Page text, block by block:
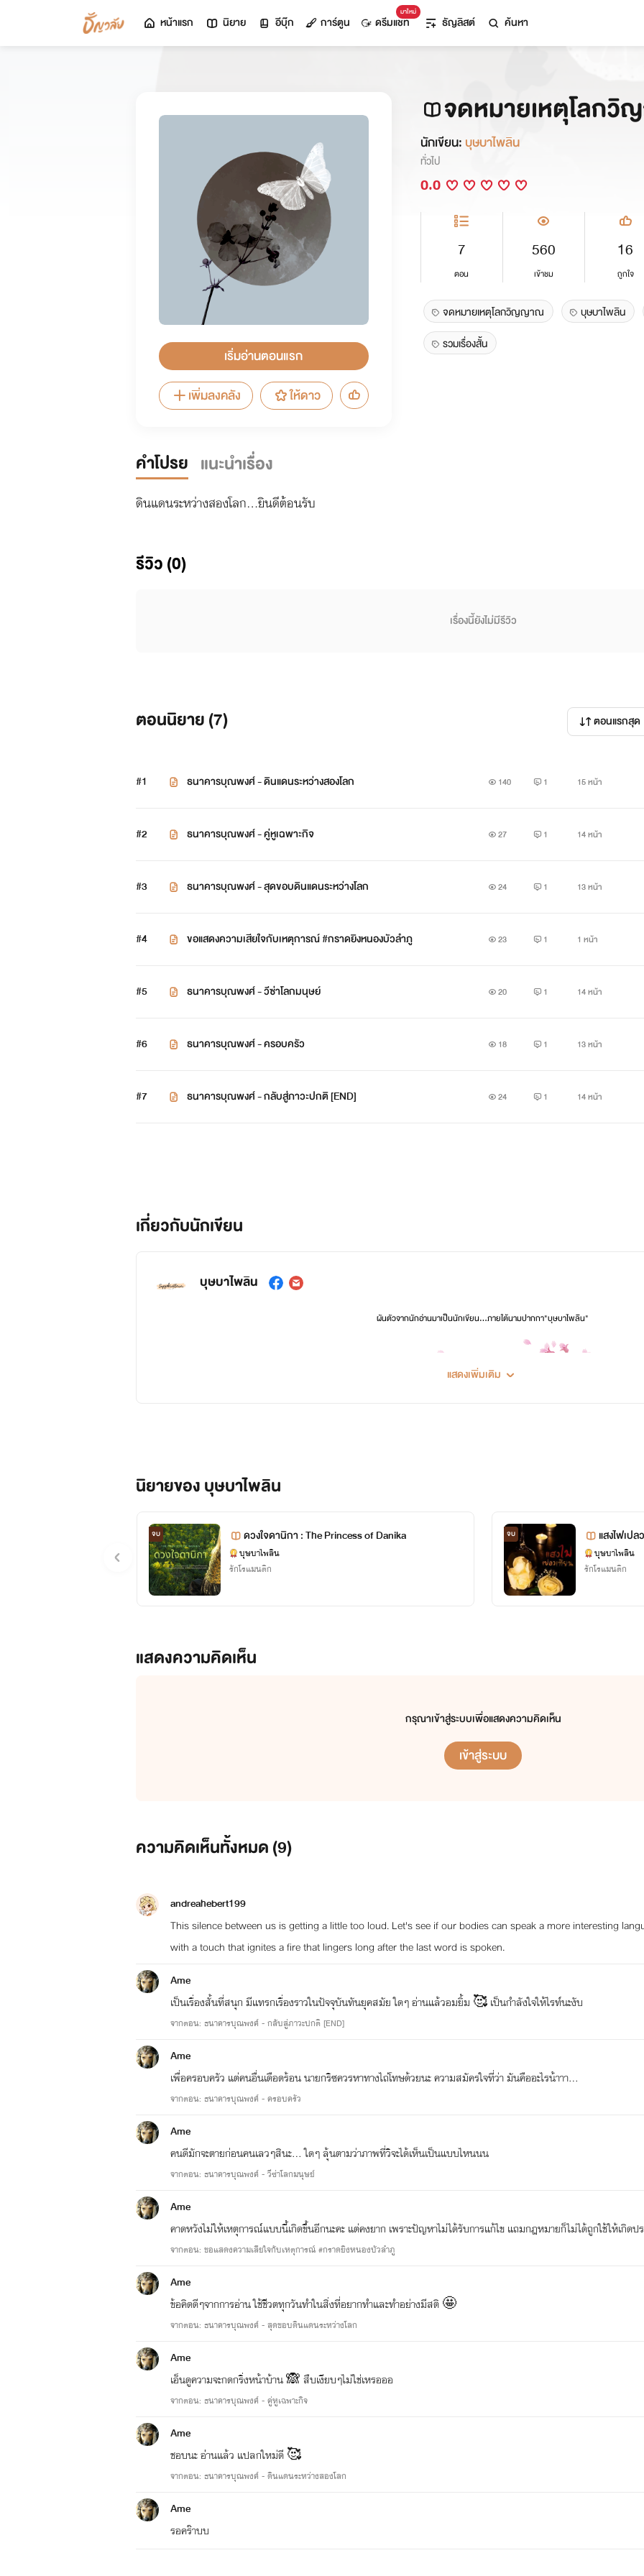
หน้าแรก นิยาย อีบุ๊ก การ์ตูน
มาใหม่
ดรีมแชท ธัญลิสต์ ค้นหา
เริ่มอ่านตอนแรก
เพิ่มลงคลัง
ให้ดาว
จดหมายเหตุโลก
นักเขียน: บุษบาไพลิน
ทั่วไป
0.0
7
ตอน
560
เข้าชม
16
ถูกใจ
จดหมายเหตุโลกวิญญาณ บุษบาไพลิน
รวมเรื่องสั้น
คำโปรย แนะนำเรื่อง
ดินแดนระหว่างสองโลก...ยินดีต้อนรับ
รีวิว (0)
เรื่องนี้ยังไม่มีรีวิว
ตอนนิยาย (7) ตอนแรกสุด
#1 ธนาคารบุณพงศ์ - ดินแดนระหว่างสองโลก 140 1 15 หน้า
#2 ธนาคารบุณพงศ์ - คู่หูเฉพาะกิจ 27 1 14 หน้า
#3 ธนาคารบุณพงศ์ - สุดขอบดินแดนระหว่างโลก 24 1 13 หน้า
#4 ขอแสดงความเสียใจกับเหตุการณ์ #กราดยิงหนองบัวลำภู 23 1 1 หน้า
#5 ธนาคารบุณพงศ์ - วีซ่าโลกมนุษย์ 20 1 14 หน้า
#6 ธนาคารบุณพงศ์ - ครอบครัว 18 1 13 หน้า
#7 ธนาคารบุณพงศ์ - กลับสู่ภาวะปกติ [END] 24 1 14 หน้า
เกี่ยวกับนักเขียน
บุษบาไพลิน
ผันตัวจากนักอ่านมาเป็นนักเขียน...ภายใต้นามปากกา"บุษบาไพลิน"
เจ้าสาวจำเป็น /นันทิกาญจน์-นรภัทร/
กามเทพสื่อรัก /มินรญา-ภูบดินทร์/
กับดัก..ลวงใจ /พิมพ์ฤดี-กรวัฒน์/
Hello My Master ทักทายคุณชายร้ายกาจ! /เพียงฟ้า-วิคเตอร์/
ดวงใจดานิกา : The Princess of Danika /เกลิน-พันโทกวินทร์/
มนตราสาวเวนิต : She's from Vanitt /วนิษศา-เจ้าชายอมันต์/
ผลงาน E-book
+ เจ้าสาวจำเป็น (+ตอนพิเศษ2ตอน) +
+ แสงไฟเปลวเทียน (+ตอนพิเศษ) +
+ มนตราสาวเวนิต : She's from Vanitt (+ตอนพิเศษ) +
แสดงเพิ่มเติม
นิยายของ บุษบาไพลิน
จบ ดวงใจดานิกา : The Princess of Danika
บุษบาไพลิน
รักโรแมนติก
จบ แสงไฟเปล
บุษบาไพลิน
รักโรแมนติก
แสดงความคิดเห็น
กรุณาเข้าสู่ระบบเพื่อแสดงความคิดเห็น
เข้าสู่ระบบ
ความคิดเห็นทั้งหมด (9)
andreahebert199
This silence between us is getting a little too loud. Let's see if our bodies can speak a more interesting
with a touch that ignites a fire that lingers long after the last word is spoken.
Ame
เป็นเรื่องสั้นที่สนุก มีแทรกเรื่องราวในปัจจุบันทันยุคสมัย ใดๆ อ่านแล้วอมยิ้ม 🥰 เป็นกำลังใจให้ไรท์นะงับ
จากตอน: ธนาคารบุณพงศ์ - กลับสู่ภาวะปกติ [END]
Ame
เพื่อครอบครัว แต่คนอื่นเดือดร้อน นายกริซควรหาทางไถ่โทษด้วยนะ ความสมัครใจที่ว่า มันคืออะไรน้าาา...
จากตอน: ธนาคารบุณพงศ์ - ครอบครัว
Ame
คนดีมักจะตายก่อนคนเลวๆสินะ... ใดๆ ลุ้นตามว่าภาพที่วิจะได้เห็นเป็นแบบไหนนน
จากตอน: ธนาคารบุณพงศ์ - วีซ่าโลกมนุษย์
Ame
คาดหวังไม่ให้เหตุการณ์แบบนี้เกิดขึ้นอีกนะคะ แต่คงยาก เพราะปัญหาไม่ได้รับการแก้ไข แถมกฎหมายก็ไม่ได้ถูกใช้ให้เกิดปร
จากตอน: ขอแสดงความเสียใจกับเหตุการณ์ #กราดยิงหนองบัวลำภู
Ame
ข้อคิดดีๆจากการอ่าน ใช้ชีิวตทุกวันทำในสิ่งที่อยากทำและทำอย่างมีสติ 🤩
จากตอน: ธนาคารบุณพงศ์ - สุดขอบดินแดนระหว่างโลก
Ame
เอ็นดูความจะกดกริ่งหน้าบ้าน 🙈 สืบเงียบๆไม่ใช่เหรอออ
จากตอน: ธนาคารบุณพงศ์ - คู่หูเฉพาะกิจ
Ame
ชอบนะ อ่่านแล้ว แปลกใหม่ดี 🥰
จากตอน: ธนาคารบุณพงศ์ - ดินแดนระหว่างสองโลก
Ame
รอคร๊าบบ